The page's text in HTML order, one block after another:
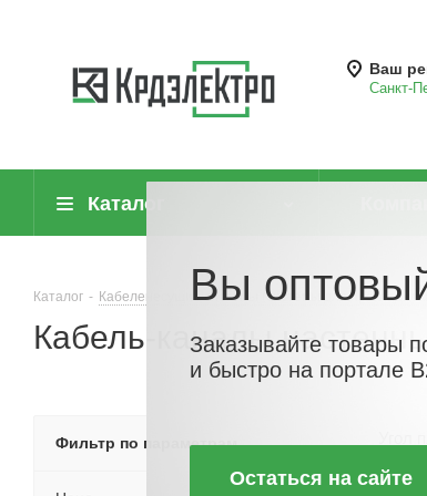
Ваш
Санкт-
Каталог
Каталог - Кабеленесущие системы (системы для прокладки
Кабель-каналы
Фильтр по параметрам
Вы
Заказывайте товары
и быстро на портале
Остаться на сайте